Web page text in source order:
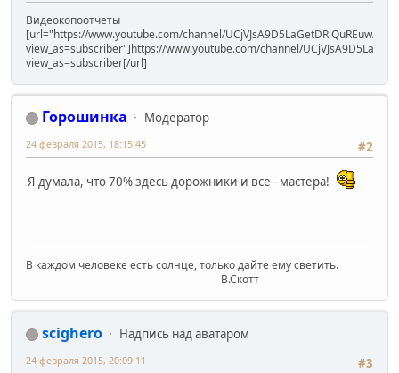
Видеокопоотчеты
[url="https://www.youtube.com/channel/UCjVJsA9D5LaGetDRiQuREuw/
view_as=subscriber"]https://www.youtube.com/channel/
view_as=subscriber[/url]
Горошинка
Модератор
#2
24 февраля 2015, 18:15:45
Я думала, что 70% здесь дорожники и все - мастера!
В каждом человеке есть солнце, только дайте ему светить.
В.Скотт
scighero
Надпись над аватаром
#3
24 февраля 2015, 20:09:11